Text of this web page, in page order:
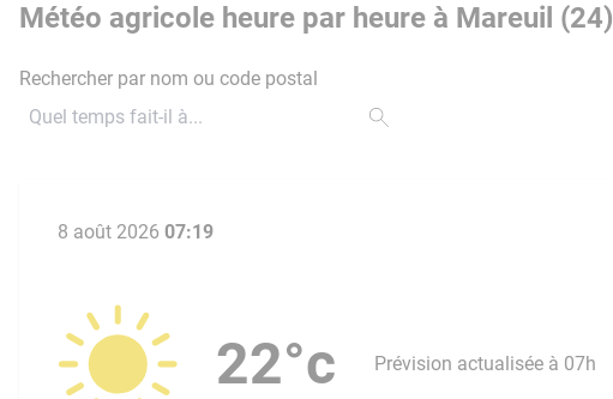
Météo agricole heure par heure à Mareuil (24)
Rechercher par nom ou code postal
8 août 2026 07:19
22°c Prévision actualisée à 07h